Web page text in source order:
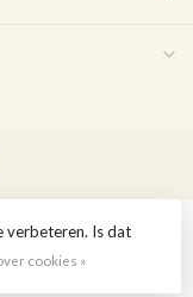
verbeteren. Is dat
cookies »